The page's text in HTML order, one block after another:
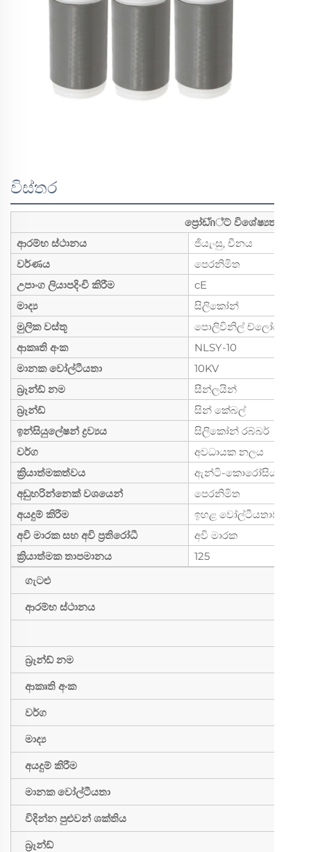
විස්තර
ප්‍රෝඩัก්ට් විශේෂ්‍යතා
ආරම්භ ස්ථානය
ජියැංසු, චීනය
වර්ණය
පෙරනිමිත
උපාංග ලියාපදිංචි කිරීම
cE
මාද්‍ය
සිලිකෝන්
මුලික වස්තූ
පොලිවිනිල් ච්ලෝරයිඩ්
ආකෘති අංක
NLSY-10
මානක වෝල්ටීයතා
10KV
බ්‍රෑන්ඩ් නම
සීන්ලයින්
බ්‍රෑන්ඩ්
සින් කේබල්
ඉන්සියුලේෂන් ද්‍රව්‍යය
සිලිකෝන් රබ්බර්
වර්ග
අවධායක නලය
ක්‍රියාත්මකත්වය
ඇන්ටි-කොරෝසියන්
අඩුහරින්නෙක් වශයෙන්
පෙරනිමිත
අයදුම් කිරීම
ඉහළ වෝල්ටීයතාව
අවි මාරක සහ අවි ප්‍රතිරෝධී
අවි මාරක
ක්‍රියාත්මක තාපමානය
125
ගැටළු
ආරම්භ ස්ථානය
බ්‍රෑන්ඩ් නම
ආකෘති අංක
වර්ග
මාද්‍ය
අයදුම් කිරීම
මානක වෝල්ටීයතා
විදින්න පුළුවන් ශක්තිය
බ්‍රෑන්ඩ්